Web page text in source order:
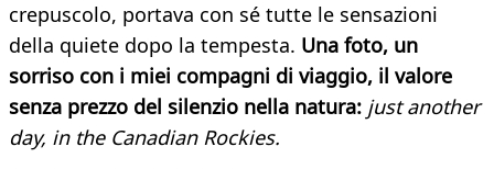
crepuscolo, portava con sé tutte le sensazioni
della quiete dopo la tempesta. Una foto, un
sorriso con i miei compagni di viaggio, il valore
senza prezzo del silenzio nella natura: just another
day, in the Canadian Rockies.